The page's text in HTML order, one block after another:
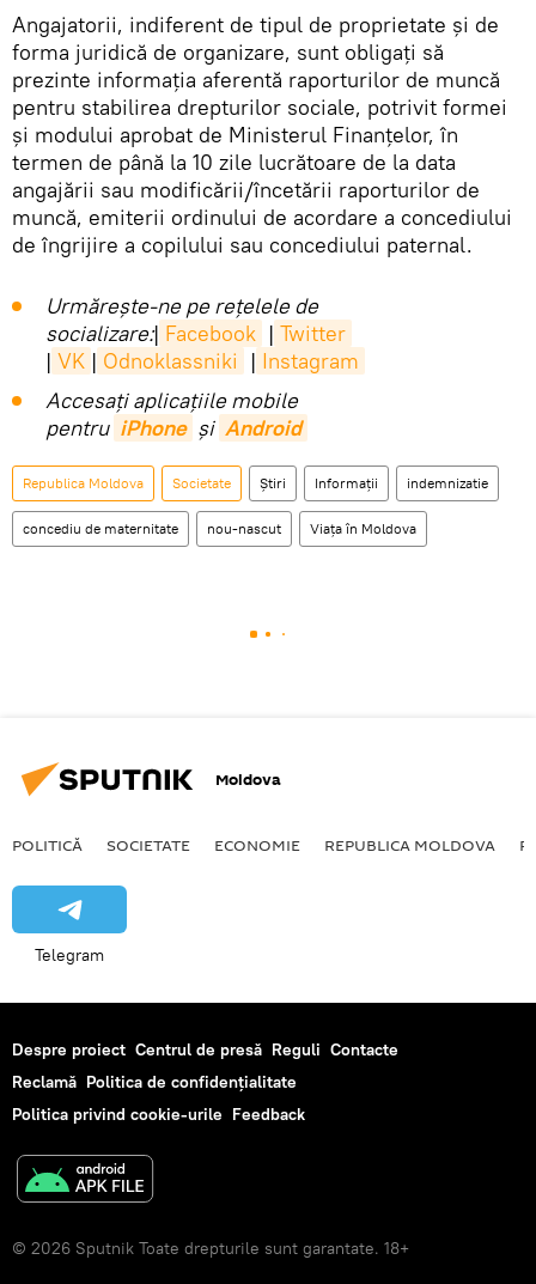
Angajatorii, indiferent de tipul de proprietate şi de
forma juridică de organizare, sunt obligaţi să
prezinte informaţia aferentă raporturilor de muncă
pentru stabilirea drepturilor sociale, potrivit formei
şi modului aprobat de Ministerul Finanţelor, în
termen de până la 10 zile lucrătoare de la data
angajării sau modificării/încetării raporturilor de
muncă, emiterii ordinului de acordare a concediului
de îngrijire a copilului sau concediului paternal.
Urmărește-ne pe rețelele de
socializare:| Facebook | Twitter
| VK | Odnoklassniki | Instagram
Accesaţi aplicaţiile mobile
pentru iPhone și Android
Republica Moldova Societate Știri Informații indemnizatie
concediu de maternitate nou-nascut Viața în Moldova
Moldova
POLITICĂ SOCIETATE ECONOMIE REPUBLICA MOLDOVA
Telegram
Despre proiect Centrul de presă Reguli Contacte
Reclamă Politica de confidențialitate
Politica privind cookie-urile Feedback
© 2026 Sputnik Toate drepturile sunt garantate. 18+